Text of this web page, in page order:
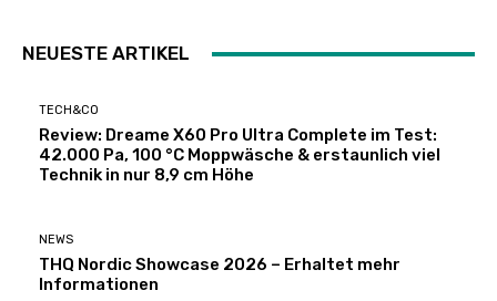
NEUESTE ARTIKEL
TECH&CO
Review: Dreame X60 Pro Ultra Complete im Test:
42.000 Pa, 100 °C Moppwäsche & erstaunlich viel
Technik in nur 8,9 cm Höhe
NEWS
THQ Nordic Showcase 2026 – Erhaltet mehr
Informationen